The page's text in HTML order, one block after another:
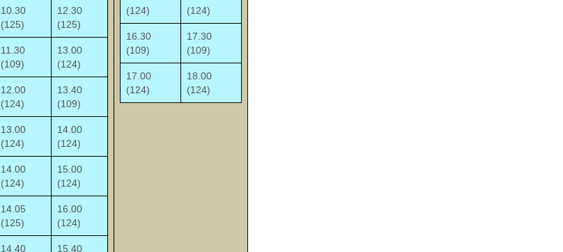
10.30
(125)
12.30
(125)
11.30
(109)
13.00
(124)
12.00
(124)
13.40
(109)
13.00
(124)
14.00
(124)
14.00
(124)
15.00
(124)
14.05
(125)
16.00
(124)
14.40 15.40
(124)
(124)
16.30
(109)
17.30
(109)
17.00
(124)
18.00
(124)